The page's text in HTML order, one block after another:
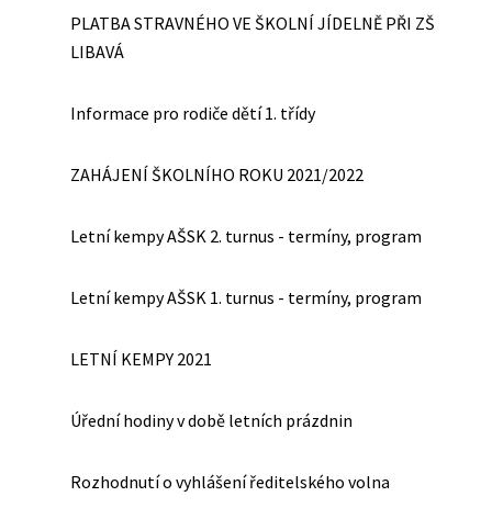
PLATBA STRAVNÉHO VE ŠKOLNÍ JÍDELNĚ PŘI ZŠ
LIBAVÁ
Informace pro rodiče dětí 1. třídy
ZAHÁJENÍ ŠKOLNÍHO ROKU 2021/2022
Letní kempy AŠSK 2. turnus - termíny, program
Letní kempy AŠSK 1. turnus - termíny, program
LETNÍ KEMPY 2021
Úřední hodiny v době letních prázdnin
Rozhodnutí o vyhlášení ředitelského volna